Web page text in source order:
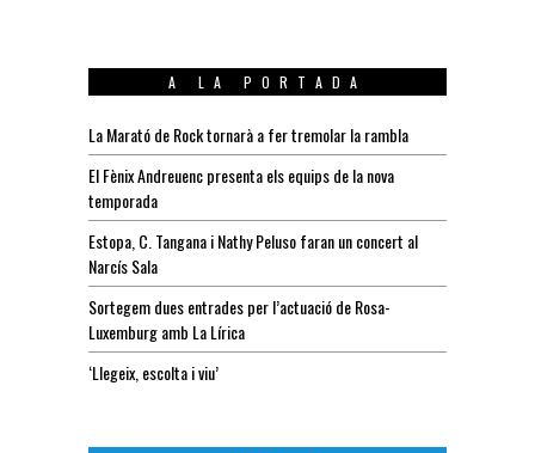
A LA PORTADA
La Marató de Rock tornarà a fer tremolar la rambla
El Fènix Andreuenc presenta els equips de la nova
temporada
Estopa, C. Tangana i Nathy Peluso faran un concert al
Narcís Sala
Sortegem dues entrades per l’actuació de Rosa-
Luxemburg amb La Lírica
‘Llegeix, escolta i viu’